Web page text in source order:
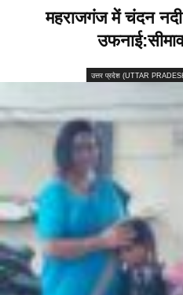
महराजगंज में चंदन
उत्तर प्रदेश (UTTAR